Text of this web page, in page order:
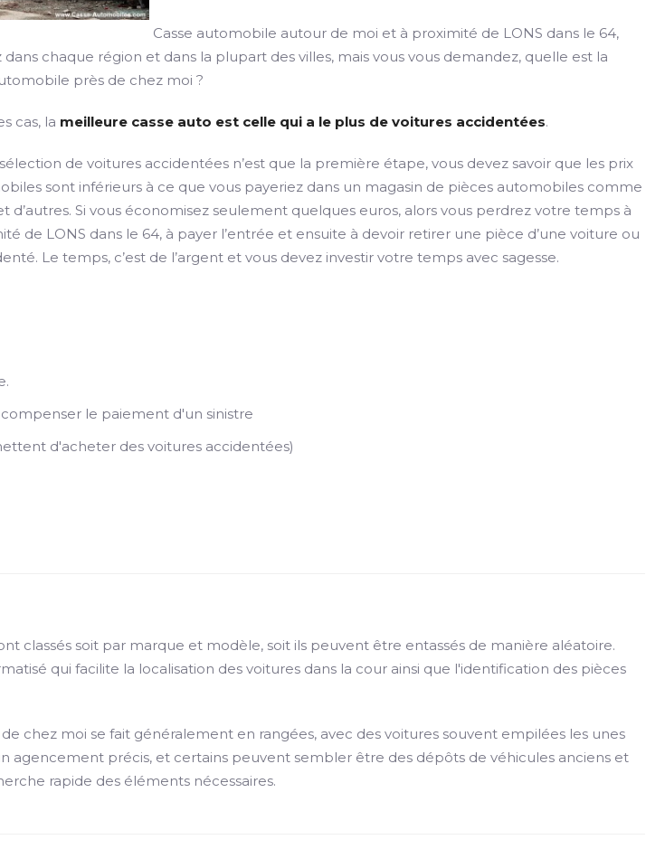
Casse automobile autour de moi et à proximité de LONS dans le 64,
chaque région et dans la plupart des villes, mais vous vous demandez, quelle est la
près de chez moi ?
cas, la meilleure casse auto est celle qui a le plus de voitures accidentées.
de voitures accidentées n’est que la première étape, vous devez savoir que les prix
sont inférieurs à ce que vous payeriez dans un magasin de pièces automobiles comme
d’autres. Si vous économisez seulement quelques euros, alors vous perdrez votre temps à
de LONS dans le 64, à payer l’entrée et ensuite à devoir retirer une pièce d’une voiture ou
Le temps, c’est de l’argent et vous devez investir votre temps avec sagesse.
le paiement d'un sinistre
d'acheter des voitures accidentées)
classés soit par marque et modèle, soit ils peuvent être entassés de manière aléatoire.
qui facilite la localisation des voitures dans la cour ainsi que l'identification des pièces
chez moi se fait généralement en rangées, avec des voitures souvent empilées les unes
agencement précis, et certains peuvent sembler être des dépôts de véhicules anciens et
rapide des éléments nécessaires.